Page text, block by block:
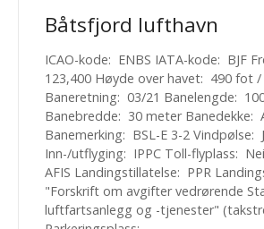
Båtsfjord lufthavn
ICAO-kode: ENBS IATA-kode: BJF
123,400 Høyde over havet: 490 fot
Baneretning: 03/21 Banelengde:
Banebredde: 30 meter Banedekke:
Banemerking: BSL-E 3-2 Vindpølse:
Inn-/utflyging: IPPC Toll-flyplass:
AFIS Landingstillatelse: PPR
"Forskrift om avgifter vedrørende
luftfartsanlegg og -tjenester"